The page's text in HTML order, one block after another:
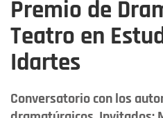
Premio de
Teatro en
Idartes
Conversatorio con los